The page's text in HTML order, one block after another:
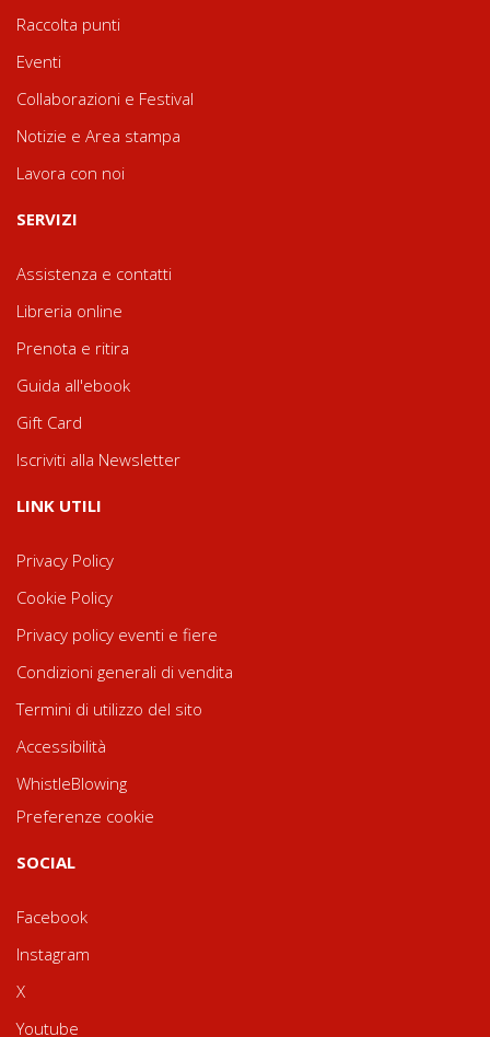
Raccolta punti
Eventi
Collaborazioni e Festival
Notizie e Area stampa
Lavora con noi
SERVIZI
Assistenza e contatti
Libreria online
Prenota e ritira
Guida all'ebook
Gift Card
Iscriviti alla Newsletter
LINK UTILI
Privacy Policy
Cookie Policy
Privacy policy eventi e fiere
Condizioni generali di vendita
Termini di utilizzo del sito
Accessibilità
WhistleBlowing
Preferenze cookie
SOCIAL
Facebook
Instagram
X
Youtube